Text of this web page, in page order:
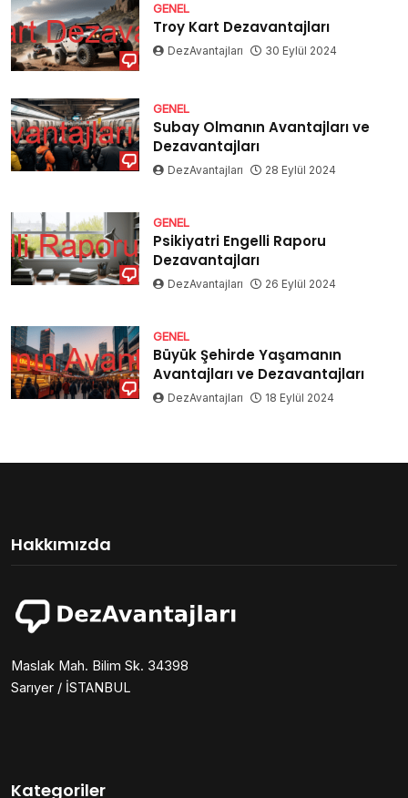
GENEL
Troy Kart Dezavantajları
DezAvantajları 30 Eylül 2024
GENEL
Subay Olmanın Avantajları ve
Dezavantajları
DezAvantajları 28 Eylül 2024
GENEL
Psikiyatri Engelli Raporu
Dezavantajları
DezAvantajları 26 Eylül 2024
GENEL
Büyük Şehirde Yaşamanın
Avantajları ve Dezavantajları
DezAvantajları 18 Eylül 2024
Hakkımızda
Maslak Mah. Bilim Sk. 34398
Sarıyer / İSTANBUL
Kategoriler